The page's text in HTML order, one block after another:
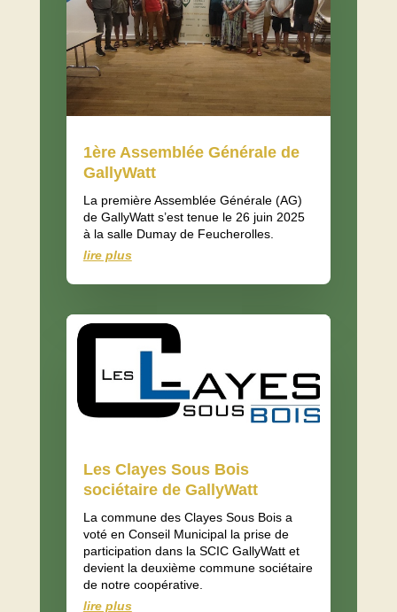
1ère Assemblée Générale de
GallyWatt
La première Assemblée Générale (AG)
de GallyWatt s’est tenue le 26 juin 2025
à la salle Dumay de Feucherolles.
lire plus
Les Clayes Sous Bois
sociétaire de GallyWatt
La commune des Clayes Sous Bois a
voté en Conseil Municipal la prise de
participation dans la SCIC GallyWatt et
devient la deuxième commune sociétaire
de notre coopérative.
lire plus